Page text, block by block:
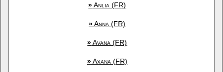
»Anlia (FR)
»Anna (FR)
»Avana (FR)
»Axana (FR)